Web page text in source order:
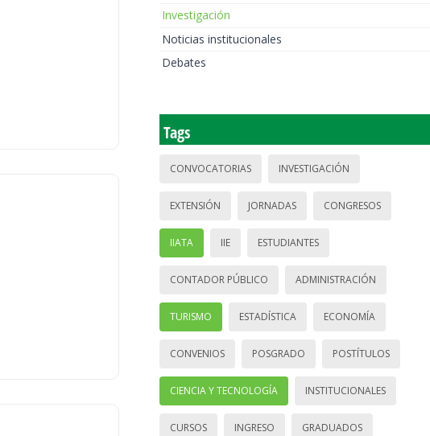
Investigación
Noticias institucionales
Debates
Tags
CONVOCATORIAS INVESTIGACIÓN
EXTENSIÓN JORNADAS CONGRESOS
IIATA IIE ESTUDIANTES
CONTADOR PÚBLICO ADMINISTRACIÓN
TURISMO ESTADÍSTICA ECONOMÍA
CONVENIOS POSGRADO POSTÍTULOS
CIENCIA Y TECNOLOGÍA INSTITUCIONALES
CURSOS INGRESO GRADUADOS